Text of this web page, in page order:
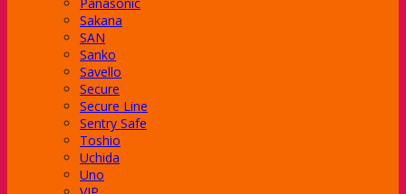
Sakana
SAN
Sanko
Savello
Secure
Secure Line
Sentry Safe
Toshio
Uchida
Uno